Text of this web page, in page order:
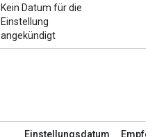
Kein Datum für die
Einstellung
angekündigt
Einstellungsdatum